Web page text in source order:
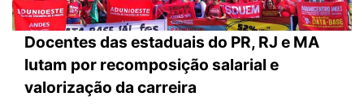
Docentes das estaduais do PR, RJ e MA
lutam por recomposição salarial e
valorização da carreira